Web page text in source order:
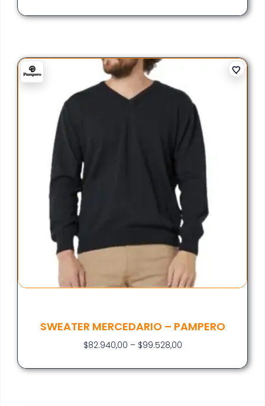
SWEATER MERCEDARIO – PAMPERO
$82.940,00 – $99.528,00